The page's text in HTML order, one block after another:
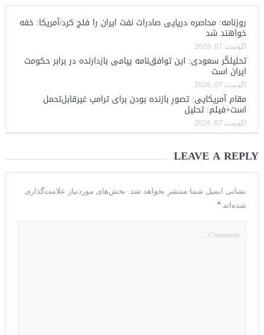
روزنامه: محاصره دریایی صادرات نفت ایران را فلج کرد/آمریکا: خفه
خواهند شد
آگوست 07, 2026
تحلیلگر سعودی: این توافق‌نامه پیامی بازدارنده در برابر حکومت
ایران است
آگوست 07, 2026
مقام آمریکایی: تصورِ بازنده بودن برای ترامپ غیرقابل‌تحمل
است+فیلم: تحلیل
آگوست 07, 2026
LEAVE A REPLY
نشانی ایمیل شما منتشر نخواهد شد.
بخش‌های موردنیاز علامت‌گذاری
شده‌اند *